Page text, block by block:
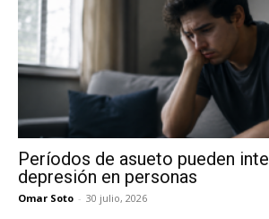
Períodos de asueto pueden
depresión en personas
Omar Soto - 30 julio, 2026